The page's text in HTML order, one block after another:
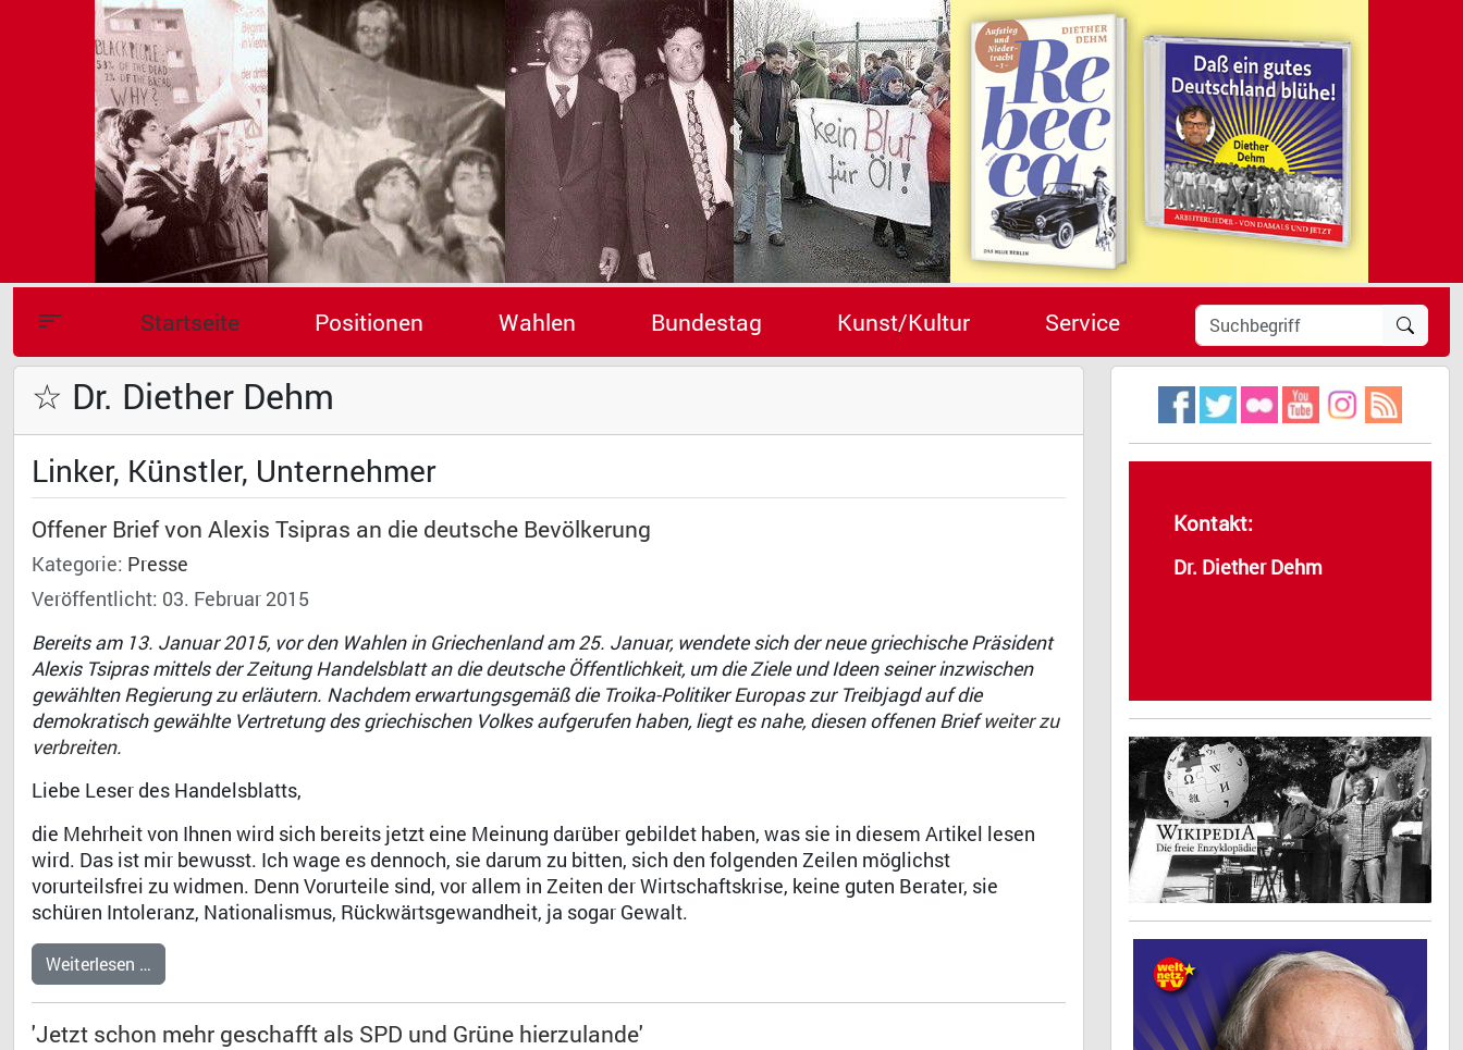
Startseite Positionen Wahlen Bundestag Kunst/Kultur Service
☆ Dr. Diether Dehm
Linker, Künstler, Unternehmer
Offener Brief von Alexis Tsipras an die deutsche Bevölkerung
Kategorie: Presse
Veröffentlicht: 03. Februar 2015
Bereits am 13. Januar 2015, vor den Wahlen in Griechenland am 25. Januar, wendete sich der neue griechische Präsident
Alexis Tsipras mittels der Zeitung Handelsblatt an die deutsche Öffentlichkeit, um die Ziele und Ideen seiner inzwischen
gewählten Regierung zu erläutern. Nachdem erwartungsgemäß die Troika-Politiker Europas zur Treibjagd auf die
demokratisch gewählte Vertretung des griechischen Volkes aufgerufen haben, liegt es nahe, diesen offenen Briefweiter zu
verbreiten.
Liebe Leser des Handelsblatts,
die Mehrheit von Ihnen wird sich bereits jetzt eine Meinung darüber gebildet haben, was sie in diesem Artikel lesen
wird. Das ist mir bewusst. Ich wage es dennoch, sie darum zu bitten, sich den folgenden Zeilen möglichst
vorurteilsfrei zu widmen. Denn Vorurteile sind, vor allem in Zeiten der Wirtschaftskrise, keine guten Berater, sie
schüren Intoleranz, Nationalismus, Rückwärtsgewandheit, ja sogar Gewalt.
Weiterlesen …
'Jetzt schon mehr geschafft als SPD und Grüne hierzulande'
Kontakt:
Dr. Diether Dehm